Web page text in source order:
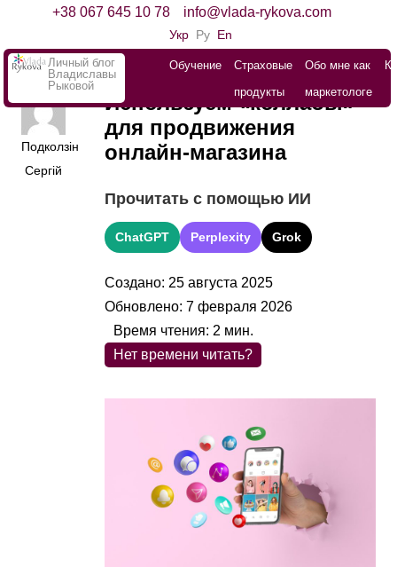
+38 067 645 10 78 info@vlada-rykova.com
Укр Ру En
Личный блог
Владиславы
Рыковой
Обучение
Страховые
продукты
Обо мне как
маркетологе
Подколзін
Сергій
Используем «коллабы»
для продвижения
онлайн-магазина
Прочитать с помощью ИИ
ChatGPT Perplexity Grok
Создано: 25 августа 2025
Обновлено: 7 февраля 2026
Нет времени читать?
Время чтения: 2 мин.